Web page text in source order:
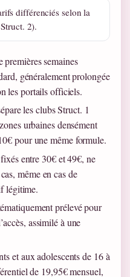
différenciés selon la
2).
semaines
généralement prolongée
les portails officiels.
les clubs Struct. 1
urbaines densément
pour une même formule.
entre 30€ et 49€, ne
même en cas de
légitime.
prélevé pour
assimilé à une
et aux adolescents de 16 à
de 19,95€ mensuel,